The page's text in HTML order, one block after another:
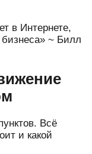
в Интернете,
бизнеса» ~ Билл
Всё
и какой